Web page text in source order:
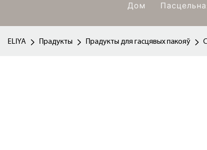
Дом
ELIYA Прадукты Прадукты для гасцявых пакояў